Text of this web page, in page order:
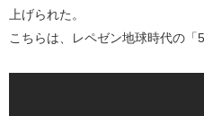
上げられた。
こちらは、レペゼン地球時代の「